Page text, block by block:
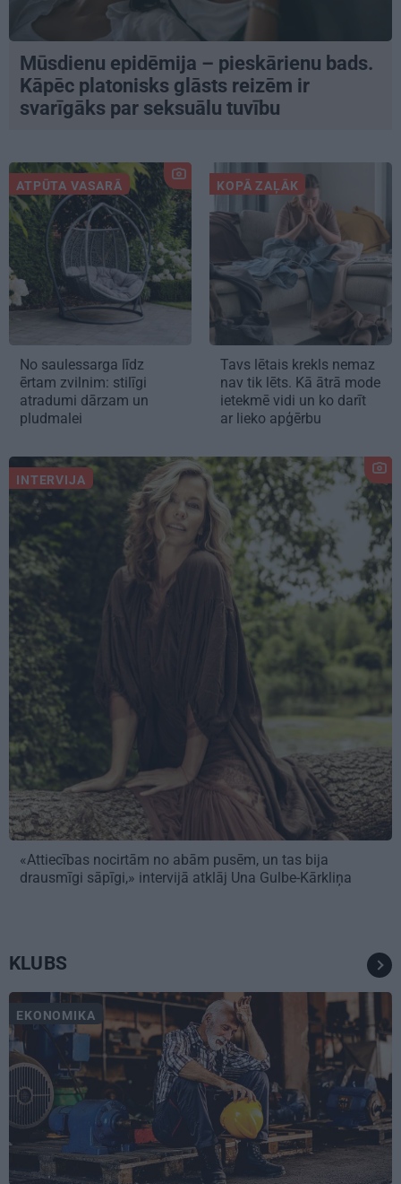
Mūsdienu epidēmija – pieskārienu bads.
Kāpēc platonisks glāsts reizēm ir
svarīgāks par seksuālu tuvību
ATPŪTA VASARĀ
No saulessarga līdz
ērtam zvilnim: stilīgi
atradumi dārzam un
pludmalei
KOPĀ ZAĻĀK
Tavs lētais krekls nemaz
nav tik lēts. Kā ātrā mode
ietekmē vidi un ko darīt
ar lieko apģērbu
INTERVIJA
«Attiecības nocirtām no abām pusēm, un tas bija
drausmīgi sāpīgi,» intervijā atklāj Una Gulbe-Kārkliņa
KLUBS
EKONOMIKA